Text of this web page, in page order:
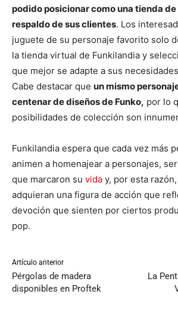
podido posicionar como una tienda de
respaldo de sus clientes. Los
juguete de su personaje favorito solo
la tienda virtual de Funkilandia y
que mejor se adapte a sus
Cabe destacar que un mismo
centenar de diseños de Funko, por lo
posibilidades de colección son
Funkilandia espera que cada vez más
animen a homenajear a personajes,
que marcaron su vida y, por esta
adquieran una figura de acción que
devoción que sienten por ciertos
pop.
Artículo anterior
Pérgolas de madera
disponibles en Proftek
La